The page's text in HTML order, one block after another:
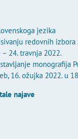
jezika
redovnih izbora
24. travnja 2022.
monografija
16. ožujka 2022. u
najave